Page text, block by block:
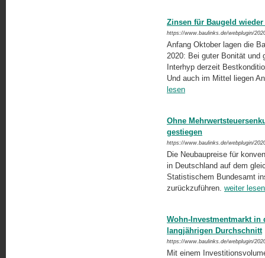
Zinsen für Baugeld
https://www.baulinks.de/webplugin/
Anfang Oktober lagen die
2020: Bei guter Bonität und
Interhyp derzeit
Und auch im Mittel liegen
lesen
Ohne
gestiegen
https://www.baulinks.de/webplugin/
Die Neubaupreise für
in Deutschland auf dem
Statistischem Bundesamt
zurückzuführen. weiter lesen
Wohn-Investmentmarkt in
langjährigen Durchschnitt
https://www.baulinks.de/webplugin/
Mit einem